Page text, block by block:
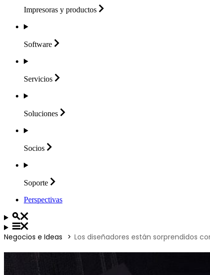
Impresoras y productos
Software
Servicios
Soluciones
Socios
Soporte
Perspectivas
Negocios e Ideas Los diseñadores están sorprendidos